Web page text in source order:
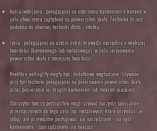
kucia/wybijania : polegającej na uderzaniu kamieniem o kamień w
celu utworzenia zagłębień na powierzchni skały. Technika ta jest
podobna do obecnej techniki dłuta i młotka;
rycia: polegającej na użyciu ostrej krawędzi narzędzia o większej
twardości (kamiennego lub metalowego) w celu zarysowania
powierzchni skały o mniejszej twardości.
Niektóre petroglify mogły być dodatkowo wygładzane. Używano
przy tym technikipolegającej na polerowaniu powierzchni skały
przez pocieranie jej drugim kamieniem lub mokrym piaskiem.
Starożytni twórcy petroglifów mogli używać narzędzi specjalnie
przeznaczonych do tego celu (np. metalowych, które przynosili ze
sobą), ale przeważnie posługiwali się narzędziami - na ogół
kamiennymi - sporządzanymi na miejscu.